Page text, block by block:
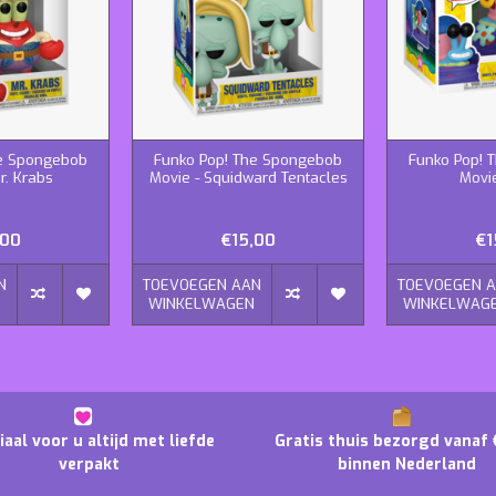
Spongebob
Krabs
Funko Pop! The Spongebob
Movie - Squidward Tentacles
€15,00
TOEVOEGEN AAN
WINKELWAGEN
Funko Pop!
TOEVOEGEN
voor u altijd met liefde
verpakt
Gratis thuis bezorgd vanaf
binnen Nederland